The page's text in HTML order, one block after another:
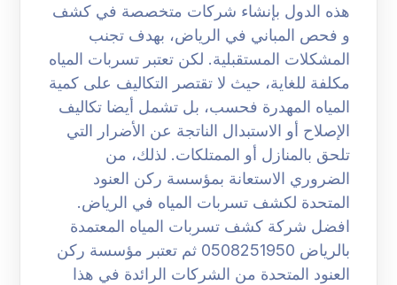
هذه الدول بإنشاء شركات متخصصة في كشف
و فحص المباني في الرياض، بهدف تجنب
المشكلات المستقبلية. لكن تعتبر تسربات المياه
مكلفة للغاية، حيث لا تقتصر التكاليف على كمية
المياه المهدرة فحسب، بل تشمل أيضا تكاليف
الإصلاح أو الاستبدال الناتجة عن الأضرار التي
تلحق بالمنازل أو الممتلكات. لذلك، من
الضروري الاستعانة بمؤسسة ركن العنود
المتحدة لكشف تسربات المياه في الرياض.
افضل شركة كشف تسربات المياه المعتمدة
بالرياض 0508251950 ثم تعتبر مؤسسة ركن
العنود المتحدة من الشركات الرائدة في هذا